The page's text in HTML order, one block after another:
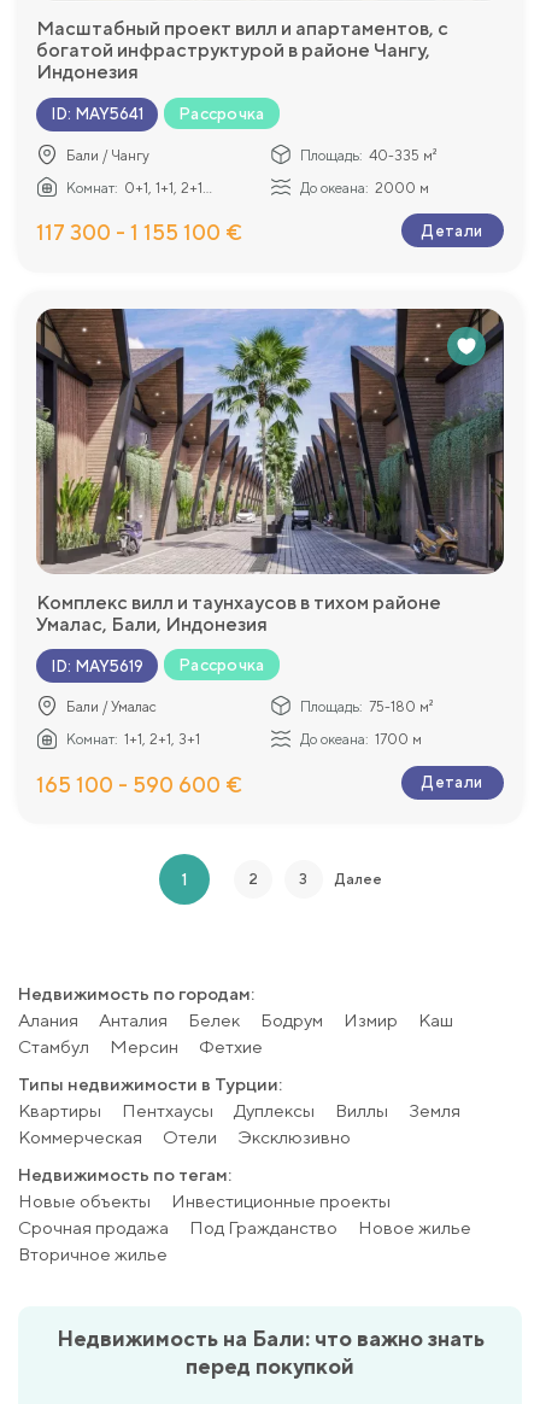
Масштабный проект вилл и апартаментов, с
богатой инфраструктурой в районе Чангу,
Индонезия
ID: MAY5641 Рассрочка
Бали / Чангу Площадь: 40-335 м²
Комнат: 0+1, 1+1, 2+1... До океана: 2000 м
117 300 - 1 155 100 € Детали
Комплекс вилл и таунхаусов в тихом районе
Умалас, Бали, Индонезия
ID: MAY5619 Рассрочка
Бали / Умалас Площадь: 75-180 м²
Комнат: 1+1, 2+1, 3+1 До океана: 1700 м
165 100 - 590 600 € Детали
1 2 3 Далее
Недвижимость по городам:
Алания
Анталия Белек Бодрум Измир
Каш
Стамбул
Мерсин
Фетхие
Типы недвижимости в Турции:
Квартиры
Пентхаусы Дуплексы Виллы
Земля
Коммерческая
Отели
Эксклюзивно
Недвижимость по тегам:
Новые объекты
Инвестиционные проекты
Срочная продажа
Под Гражданство
Новое жилье
Вторичное жилье
Недвижимость на Бали: что важно знать
перед покупкой